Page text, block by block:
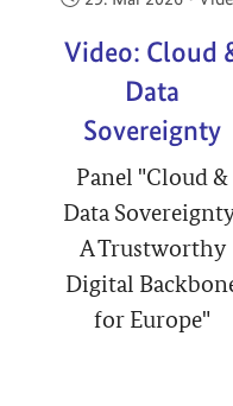
Video: Cloud
Data
Sovereignty
Panel "Cloud &
Data
A Trustworthy
Digital
for Europe"